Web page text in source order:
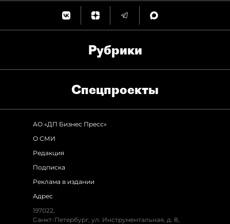
Рубрики
Спец­проекты
АО «ДП Бизнес Пресс»
О СМИ
Редакция
Подписка
Реклама в издании
Адрес
197022,
Санкт-Петербург, ул. Инструментальная, д. 8,